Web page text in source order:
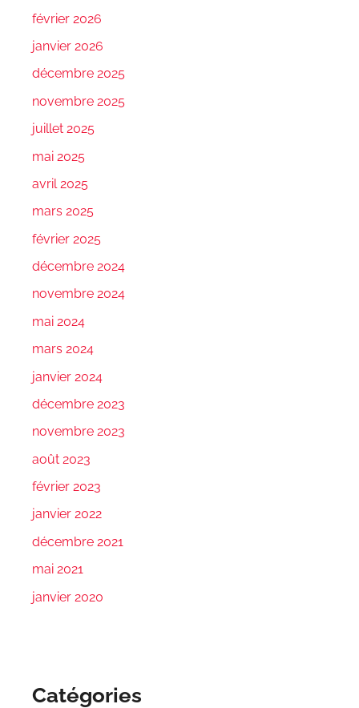
février 2026
janvier 2026
décembre 2025
novembre 2025
juillet 2025
mai 2025
avril 2025
mars 2025
février 2025
décembre 2024
novembre 2024
mai 2024
mars 2024
janvier 2024
décembre 2023
novembre 2023
août 2023
février 2023
janvier 2022
décembre 2021
mai 2021
janvier 2020
Catégories